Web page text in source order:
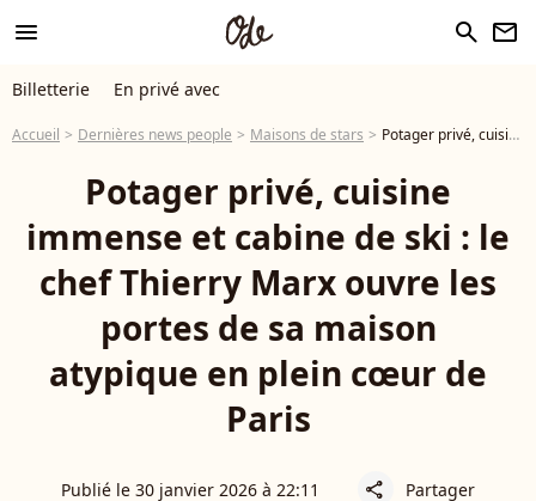
menu search newsletter
Billetterie En privé avec
Accueil Dernières news people Maisons de stars Potager privé, cuisine immense et cabine de ski : le chef Thierry Marx ouvre les portes de sa maison atypique en plein cœur de Paris
Potager privé, cuisine
immense et cabine de ski : le
chef Thierry Marx ouvre les
portes de sa maison
atypique en plein cœur de
Paris
Publié le 30 janvier 2026 à 22:11 share Partager